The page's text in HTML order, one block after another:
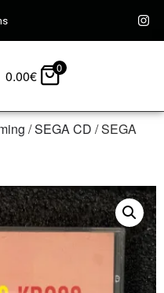
0.00€ 0
/SEGA CD / SEGA